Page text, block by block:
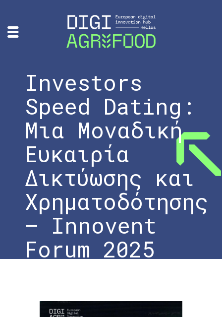
Investors
Speed Dating:
Μια Μοναδική
Ευκαιρία
Δικτύωσης και
Χρηματοδότησης
– Innovent
Forum 2025
Ευκαιρία Δικτύωσης και Χρηματοδότησης –
Innovent Forum 2025